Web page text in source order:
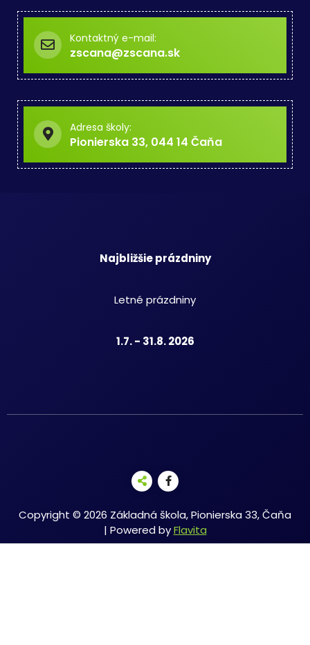
Kontaktný e-mail:
zscana@zscana.sk
Adresa školy:
Pionierska 33, 044 14 Čaňa
Najbližšie prázdniny
Letné prázdniny
1.7. - 31.8. 2026
Copyright © 2026 Základná škola, Pionierska 33, Čaňa
| Powered byFlavita